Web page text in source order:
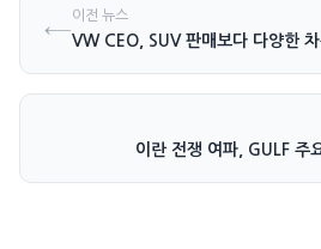
←이전 뉴스
VW CEO, SUV 판매보다 다양한
이란 전쟁 여파, GULF 주